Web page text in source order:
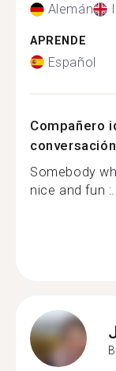
Alemán
APRENDE
Español
Compañero
conversación
Somebody
nice and fun :...